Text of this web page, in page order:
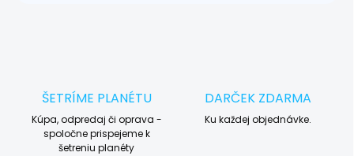
ŠETRÍME PLANÉTU
Kúpa, odpredaj či oprava -
spoločne prispejeme k
šetreniu planéty
DARČEK ZDARMA
Ku každej objednávke.